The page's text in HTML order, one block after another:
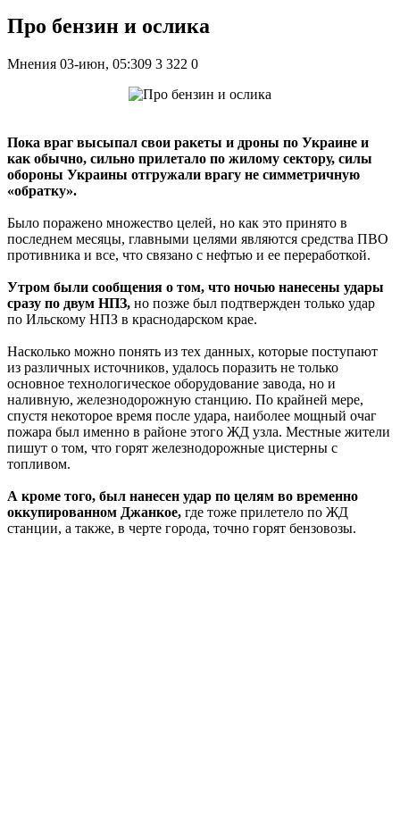
Про бензин и ослика
Мнения 03-июн, 05:309 3 322 0
Пока враг высыпал свои ракеты и дроны по Украине и
как обычно, сильно прилетало по жилому сектору, силы
обороны Украины отгружали врагу не симметричную
«обратку».
Было поражено множество целей, но как это принято в
последнем месяцы, главными целями являются средства ПВО
противника и все, что связано с нефтью и ее переработкой.
Утром были сообщения о том, что ночью нанесены удары
сразу по двум НПЗ, но позже был подтвержден только удар
по Ильскому НПЗ в краснодарском крае.
Насколько можно понять из тех данных, которые поступают
из различных источников, удалось поразить не только
основное технологическое оборудование завода, но и
наливную, железнодорожную станцию. По крайней мере,
спустя некоторое время после удара, наиболее мощный очаг
пожара был именно в районе этого ЖД узла. Местные жители
пишут о том, что горят железнодорожные цистерны с
топливом.
А кроме того, был нанесен удар по целям во временно
оккупированном Джанкое, где тоже прилетело по ЖД
станции, а также, в черте города, точно горят бензовозы.